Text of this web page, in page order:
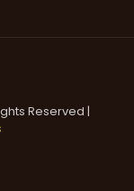
Reserved |